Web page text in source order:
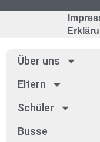
Über uns
Eltern
Schü­ler
Bus­se